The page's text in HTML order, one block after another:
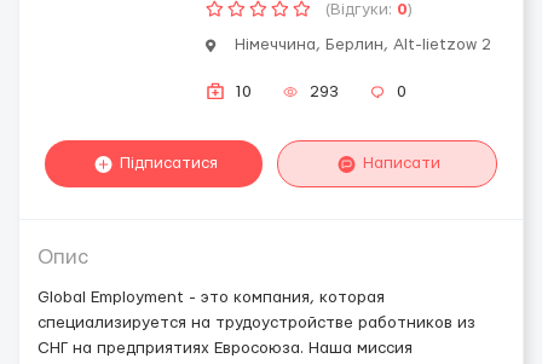
(Відгуки: 0)
Німеччина, Берлин, Alt-lietzow 2
10 293 0
Підписатися Написати
Опис
Global Employment - это компания, которая
специализируется на трудоустройстве работников из
СНГ на предприятиях Евросоюза. Наша миссия